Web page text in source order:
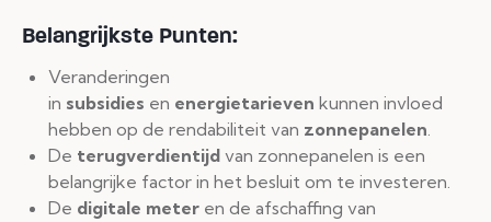
Belangrijkste Punten:
Veranderingen
in subsidies en energietarieven kunnen invloed
hebben op de rendabiliteit van zonnepanelen.
De terugverdientijd van zonnepanelen is een
belangrijke factor in het besluit om te investeren.
De digitale meter en de afschaffing van